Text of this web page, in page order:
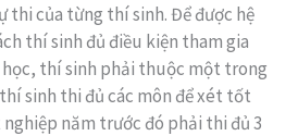
thi của từng thí sinh. Để được hệ
thí sinh đủ điều kiện tham gia
thí sinh phải thuộc một trong
sinh thi đủ các môn để xét tốt
năm trước đó phải thi đủ 3